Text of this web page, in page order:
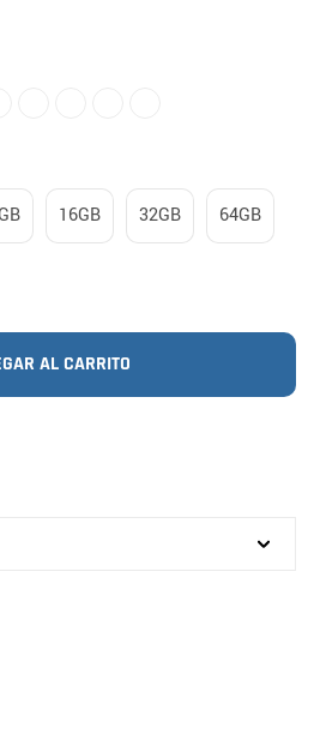
16GB 32GB 64GB
AL CARRITO